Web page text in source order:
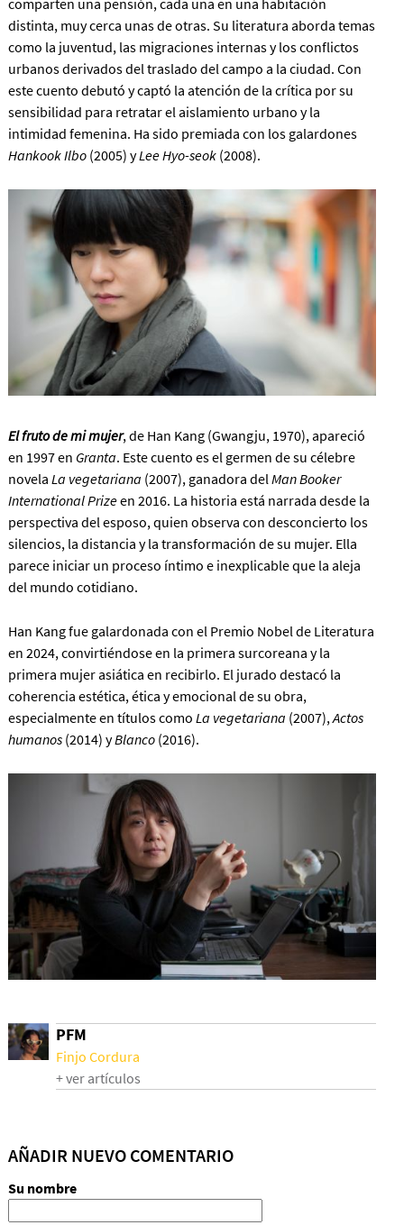
comparten una pensión, cada una en una habitación
distinta, muy cerca unas de otras. Su literatura aborda temas
como la juventud, las migraciones internas y los conflictos
urbanos derivados del traslado del campo a la ciudad. Con
este cuento debutó y captó la atención de la crítica por su
sensibilidad para retratar el aislamiento urbano y la
intimidad femenina. Ha sido premiada con los galardones
Hankook Ilbo(2005) yLee Hyo-seok(2008).
El fruto de mi mujer, de Han Kang (Gwangju, 1970), apareció
en 1997 en Granta. Este cuento es el germen de su célebre
novela La vegetariana (2007), ganadora del Man Booker
International Prizeen 2016. La historia está narrada desde la
perspectiva del esposo, quien observa con desconcierto los
silencios, la distancia y la transformación de su mujer. Ella
parece iniciar un proceso íntimo e inexplicable que la aleja
del mundo cotidiano.
Han Kang fue galardonada con el Premio Nobel de Literatura
en 2024, convirtiéndose en la primera surcoreana y la
primera mujer asiática en recibirlo. El jurado destacó la
coherencia estética, ética y emocional de su obra,
especialmente en títulos como La vegetariana (2007),Actos
humanos(2014) yBlanco(2016).
PFM
Finjo Cordura
+ ver artículos
AÑADIR NUEVO COMENTARIO
Su nombre